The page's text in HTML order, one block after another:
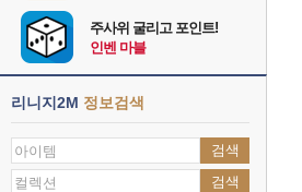
주사위 굴리고 포인트!
인벤 마블
리니지2M 정보검색
검색
검색